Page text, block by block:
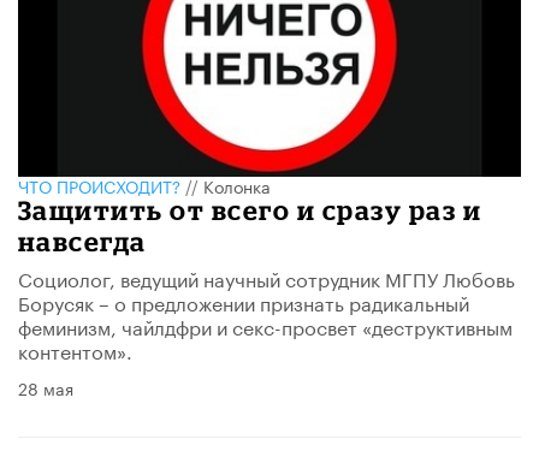
ЧТО ПРОИСХОДИТ?//Колонка
Защитить от всего и сразу раз и
навсегда
Социолог, ведущий научный сотрудник МГПУ Любовь
Борусяк – о предложении признать радикальный
феминизм, чайлдфри и секс-просвет «деструктивным
контентом».
28 мая